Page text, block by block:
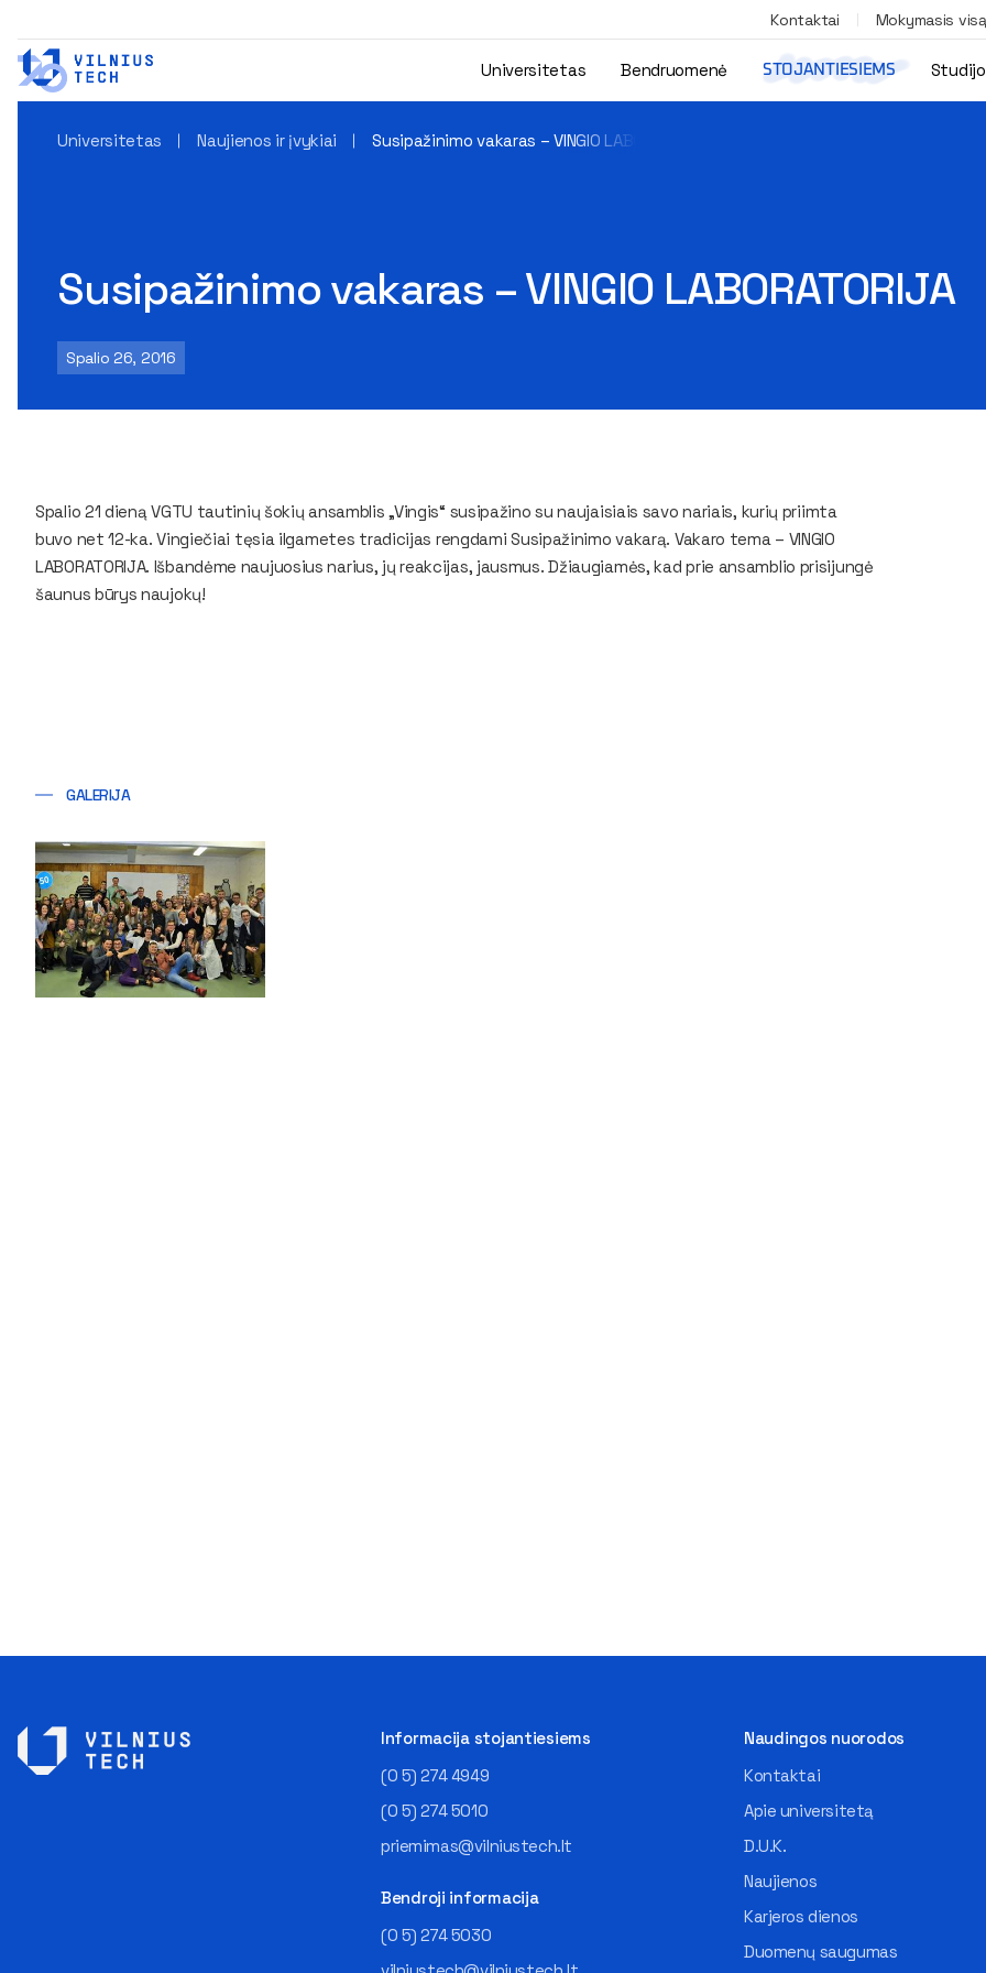
Kontaktai Mokymasis
Universitetas Bendruomenė STOJANTIESIEMS
Universitetas Naujienos ir įvykiai Susipažinimo vakaras – VINGIO LABORATORIJA
Susipažinimo vakaras – VINGIO LABORATORIJA
Spalio 26, 2016
Spalio 21 dieną VGTU tautinių šokių ansamblis „Vingis“ susipažino su naujaisiais savo nariais, kurių priimta
buvo net 12-ka. Vingiečiai tęsia ilgametes tradicijas rengdami Susipažinimo vakarą. Vakaro tema – VINGIO
LABORATORIJA. Išbandėme naujuosius narius, jų reakcijas, jausmus. Džiaugiamės, kad prie ansamblio prisijungė
šaunus būrys naujokų!
GALERIJA
Informacija stojantiesiems
(0 5) 274 4949
(0 5) 274 5010
priemimas@vilniustech.lt
Bendroji informacija
(0 5) 274 5030
Naudingos nuorodos
Kontaktai
Apie universitetą
D.U.K.
Naujienos
Karjeros dienos
Duomenų saugumas